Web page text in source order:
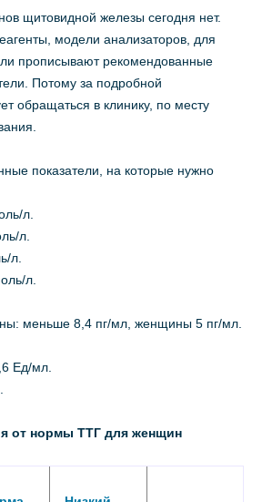
щитовидной железы сегодня нет.
модели анализаторов, для
прописывают рекомендованные
Потому за подробной
обращаться в клинику, по месту
показатели, на которые нужно
л.
л.
л.
л.
меньше 8,4 пг/мл, женщины 5 пг/мл.
Ед/мл.
от нормы ТТГ для женщин